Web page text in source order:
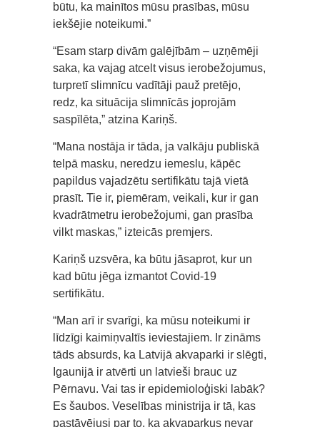
būtu, ka mainītos mūsu prasības, mūsu
iekšējie noteikumi.”
“Esam starp divām galējībām – uzņēmēji
saka, ka vajag atcelt visus ierobežojumus,
turpretī slimnīcu vadītāji pauž pretējo,
redz, ka situācija slimnīcās joprojām
saspīlēta,” atzina Kariņš.
“Mana nostāja ir tāda, ja valkāju publiskā
telpā masku, neredzu iemeslu, kāpēc
papildus vajadzētu sertifikātu tajā vietā
prasīt. Tie ir, piemēram, veikali, kur ir gan
kvadrātmetru ierobežojumi, gan prasība
vilkt maskas,” izteicās premjers.
Kariņš uzsvēra, ka būtu jāsaprot, kur un
kad būtu jēga izmantot Covid-19
sertifikātu.
“Man arī ir svarīgi, ka mūsu noteikumi ir
līdzīgi kaimiņvaltīs ieviestajiem. Ir zināms
tāds absurds, ka Latvijā akvaparki ir slēgti,
Igaunijā ir atvērti un latvieši brauc uz
Pērnavu. Vai tas ir epidemioloģiski labāk?
Es šaubos. Veselības ministrija ir tā, kas
pastāvējusi par to, ka akvaparkus nevar